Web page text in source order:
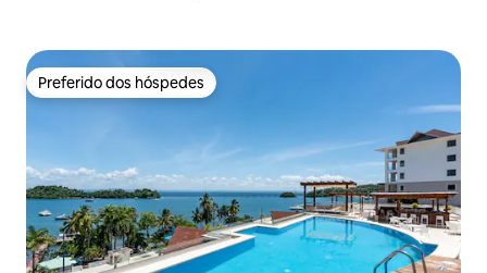
Preferido dos hóspedes
Preferido dos hóspedes